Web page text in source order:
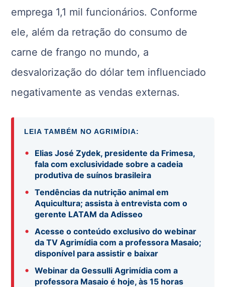
emprega 1,1 mil funcionários. Conforme
ele, além da retração do consumo de
carne de frango no mundo, a
desvalorização do dólar tem influenciado
negativamente as vendas externas.
LEIA TAMBÉM NO AGRIMÍDIA:
•
Elias José Zydek, presidente da Frimesa,
fala com exclusividade sobre a cadeia
produtiva de suínos brasileira
•
Tendências da nutrição animal em
Aquicultura; assista à entrevista com o
gerente LATAM da Adisseo
•
Acesse o conteúdo exclusivo do webinar
da TV Agrimídia com a professora Masaio;
disponível para assistir e baixar
•
Webinar da Gessulli Agrimídia com a
professora Masaio é hoje, às 15 horas